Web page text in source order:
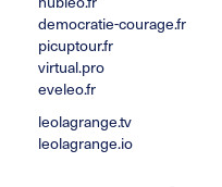
democratie-courage.fr
picuptour.fr
virtual.pro
eveleo.fr
leolagrange.tv
leolagrange.io